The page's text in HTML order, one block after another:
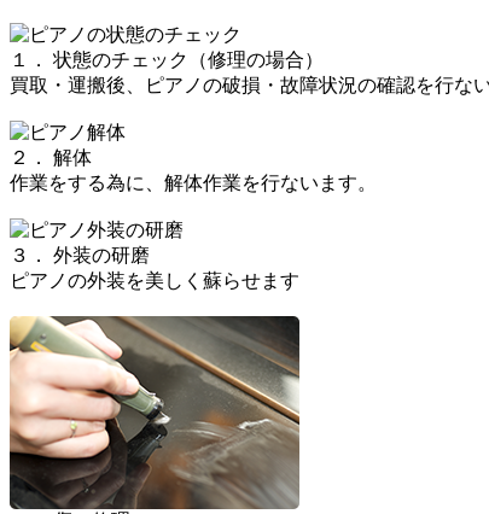
１． 状態のチェック（修理の場合）
買取・運搬後、ピアノの破損・故障状況の確認を行ない
２． 解体
作業をする為に、解体作業を行ないます。
３． 外装の研磨
ピアノの外装を美しく蘇らせます